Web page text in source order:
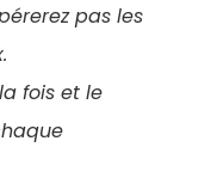
pas les
fois et le